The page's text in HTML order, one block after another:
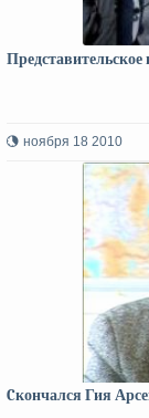
Представительское
ноября 18 2010
Cкончался Гия